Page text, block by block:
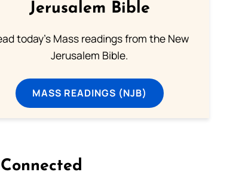
Jerusalem Bible
today's Mass readings from the New
Jerusalem Bible.
MASS READINGS (NJB)